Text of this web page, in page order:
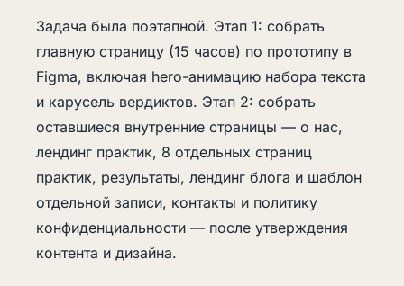
Задача была поэтапной. Этап 1: собрать
главную страницу (15 часов) по прототипу в
Figma, включая hero-анимацию набора текста
и карусель вердиктов. Этап 2: собрать
оставшиеся внутренние страницы — о нас,
лендинг практик, 8 отдельных страниц
практик, результаты, лендинг блога и шаблон
отдельной записи, контакты и политику
конфиденциальности — после утверждения
контента и дизайна.